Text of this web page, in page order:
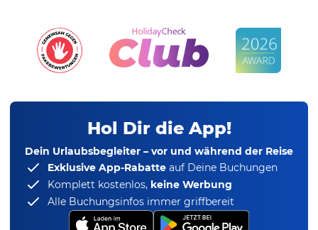
Hol Dir die App!
Dein Urlaubsbegleiter – vor und während der Reise
Exklusive App-Rabatte auf Deine Buchungen
Komplett kostenlos, keine Werbung
Alle Buchungsinfos immer griffbereit